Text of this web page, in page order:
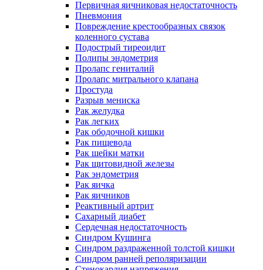
Первичная яичниковая недостаточность
Пневмония
Повреждение крестообразных связок
коленного сустава
Подострый тиреоидит
Полипы эндометрия
Пролапс гениталий
Пролапс митрального клапана
Простуда
Разрыв мениска
Рак желудка
Рак легких
Рак ободочной кишки
Рак пищевода
Рак шейки матки
Рак щитовидной железы
Рак эндометрия
Рак яичка
Рак яичников
Реактивный артрит
Сахарный диабет
Сердечная недостаточность
Синдром Кушинга
Синдром раздраженной толстой кишки
Синдром ранней реполяризации